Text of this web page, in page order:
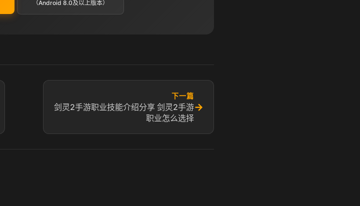
（Android 8.0及以上版本）
下一篇
剑灵2手游职业技能介绍分享 剑灵2手游
职业怎么选择
→